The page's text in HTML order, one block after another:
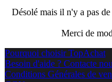
Désolé mais il n'y a pas
Merci de
Pourquoi choisir TopAchat
Besoin d'aide ? Contacte
Conditions Générales de